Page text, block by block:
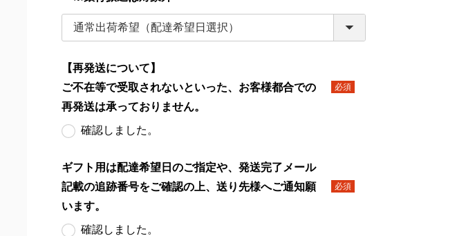
【再発送について】
ご不在等で受取されないといった、お客様都合での
再発送は承っておりません。
確認しました。
ギフト用は配達希望日のご指定や、発送完了メール
記載の追跡番号をご確認の上、送り先様へご通知願
います。
確認しました。